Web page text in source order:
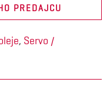
PREDAJCU
, Servo /